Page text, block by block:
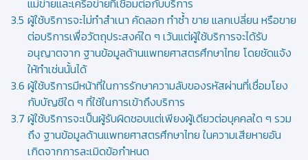
แม่ข่ายและเครือข่ายที่เชื่อมต่อกับบริการ
ผู้ใช้บริการจะไม่ทำสำเนา คัดลอก ทำซ้ำ ขาย แลกเปลี่ยน หรือขาย
ต่อบริการเพื่อวัตถุประสงค์ใด ๆ เว้นแต่ผู้ใช้บริการจะได้รับ
อนุญาตจาก ฐานข้อมูลด้านแพทยศาสตรศึกษาไทย โดยชัดแจ้ง
ให้ทำเช่นนั้นได้
ผู้ใช้บริการมีหน้าที่ในการรักษาความลับของรหัสผ่านที่เชื่อมโยง
กับบัญชีใด ๆ ที่ใช้ในการเข้าถึงบริการ
ผู้ใช้บริการจะเป็นผู้รับผิดชอบแต่เพียงผู้เดียวต่อบุคคลใด ๆ รวม
ถึง ฐานข้อมูลด้านแพทยศาสตรศึกษาไทย ในความเสียหายอัน
เกิดจากการละเมิดข้อกำหนด